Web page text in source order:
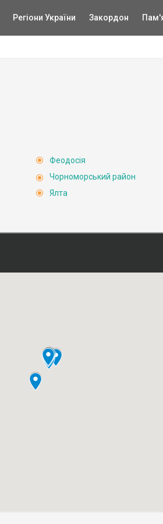
Регіони України Закордон
Феодосія
Чорноморський район
Ялта